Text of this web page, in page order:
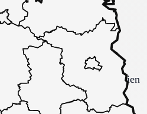
damit Rückmeldungen
mit festen Muss-Kriterien